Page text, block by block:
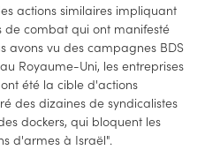
actions similaires impliquant
de combat qui ont manifesté
avons vu des campagnes BDS
Royaume-Uni, les entreprises
été la cible d'actions
des dizaines de syndicalistes
dockers, qui bloquent les
d'armes à Israël".